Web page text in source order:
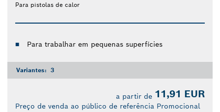
Para pistolas de calor
Para trabalhar em pequenas superfícies
Variantes: 3
a partir de 11,91 EUR
Preço de venda ao público de referência Promocional